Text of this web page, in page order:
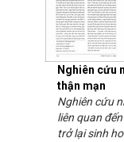
Nghiên cứu
thận mạn
Nghiên cứu
liên quan
trở lại sinh